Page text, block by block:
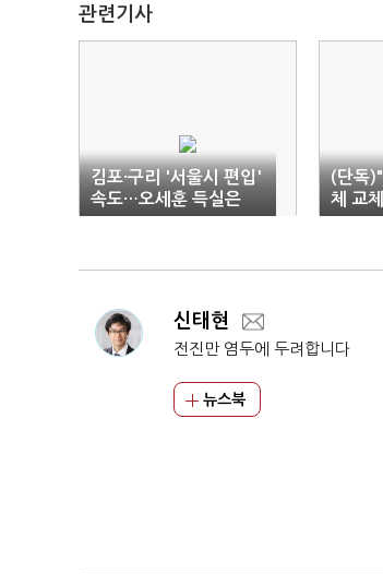
관련기사
김포·구리 '서울시 편입'
속도…오세훈 득실은
(단독
체 교
주민
신태현
전진만 염두에 두려합니다
뉴스북